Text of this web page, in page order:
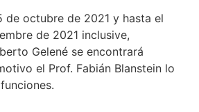
de octubre de 2021 y hasta el
de 2021 inclusive,
Gelené se encontrará
el Prof. Fabián Blanstein lo